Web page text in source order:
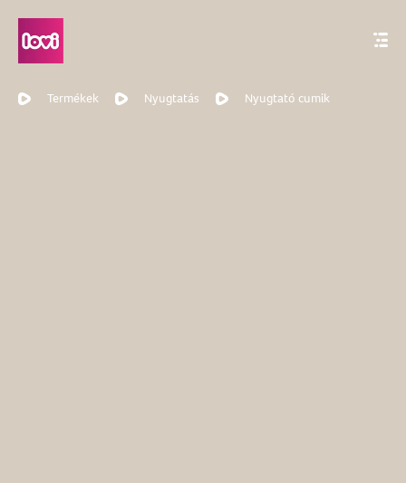
Termékek Nyugtatás Nyugtató cumik